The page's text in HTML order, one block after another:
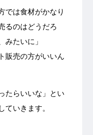
では食材がかなり
るのはどうだろ
みたいに」
販売の方がいいん
たらいいな」とい
ていきます。